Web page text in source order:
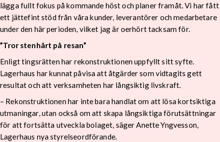
lägga fullt fokus på kommande höst och planer framåt. Vi har fått
ett jättefint stöd från våra kunder, leverantörer och medarbetare
under den här perioden, vilket jag är oerhört tacksam för.
”Tror stenhårt på resan”
Enligt tingsrätten har rekonstruktionen uppfyllt sitt syfte.
Lagerhaus har kunnat påvisa att åtgärder som vidtagits gett
resultat och att verksamheten har långsiktig livskraft.
– Rekonstruktionen har inte bara handlat om att lösa kortsiktiga
utmaningar, utan också om att skapa långsiktiga förutsättningar
för att fortsätta utveckla bolaget, säger Anette Yngvesson,
Lagerhaus nya styrelseordförande.